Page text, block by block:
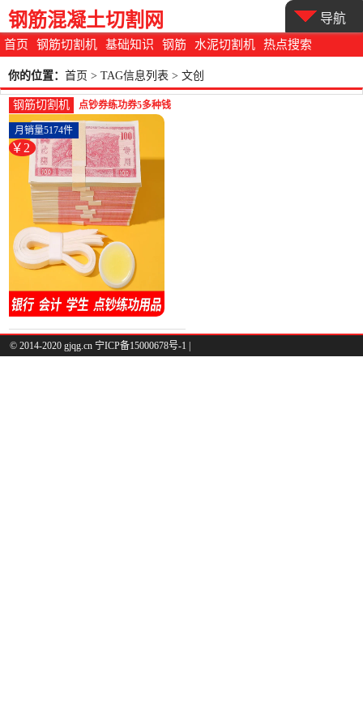
首页 钢筋切割机 基础知识 钢筋 水泥切割机 热点搜索
钢筋混凝土切割网 导航
你的位置： 首页 > TAG信息列表 > 文创
钢筋切割机
点钞券练功券5多种钱
100元圆影视道具仿真全
套工具-钢筋切割工具
(领祥办公旗舰店仅售
1.5元)
￥2
月销量5174件
© 2014-2020 gjqg.cn 宁ICP备15000678号-1 |